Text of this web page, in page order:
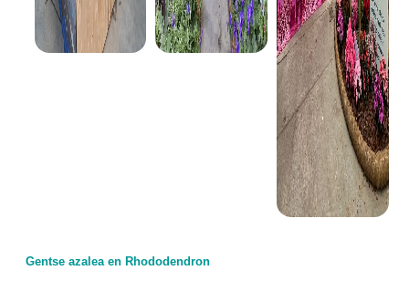
Gentse azalea en Rhododendron